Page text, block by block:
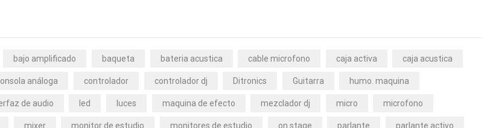
bajo amplificado baqueta bateria acustica cable microfono caja activa caja acustica
análoga controlador controlador dj Ditronics Guitarra humo. maquina
de audio led luces maquina de efecto mezclador dj micro microfono
mixer monitor de estudio monitores de estudio on stage parlante parlante activo